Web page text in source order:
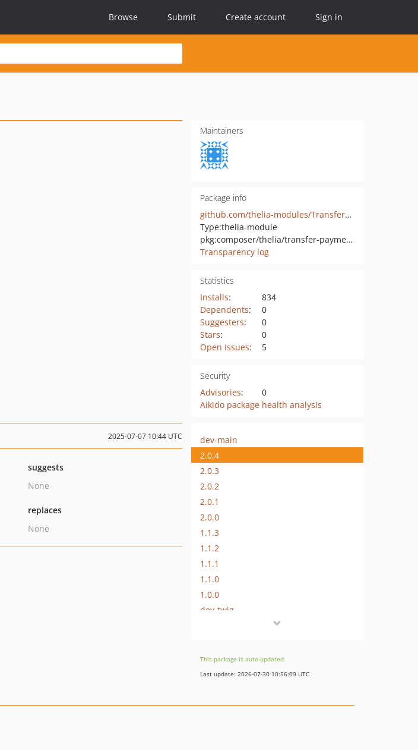
Browse Submit Create account Sign in
Maintainers
Package info
github.com/thelia-modules/TransferPayment
Type:thelia-module
pkg:composer/thelia/transfer-payment-module
Transparency log
Statistics
Installs:
834
Dependents:
0
Suggesters:
0
Stars:
0
Open Issues: 5
Security
Advisories:
0
Aikido package health analysis
2025-07-07 10:44 UTC
suggests
None
replaces
None
dev-main
2.0.4
2.0.3
2.0.2
2.0.1
2.0.0
1.1.3
1.1.2
1.1.1
1.1.0
1.0.0
dev-twig
This package is auto-updated.
Last update: 2026-07-30 10:56:09 UTC